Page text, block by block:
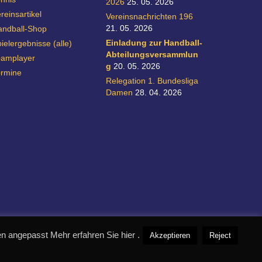
Shop
(alle)
Vereinsnachrichten 196
21. 05. 2026
Einladung zur Handball-
Abteilungsversammlun
g 20. 05. 2026
Relegation 1. Bundesliga
Damen 28. 04. 2026
realisiert durch designpraxis.de
angepasst Mehr erfahren Sie hier . Akzeptieren Reject